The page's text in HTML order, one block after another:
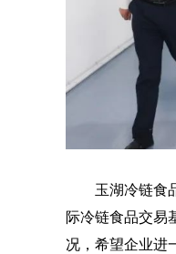
玉湖冷链食
际冷链食品交易
况，希望企业进